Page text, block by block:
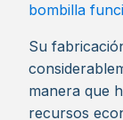
bombilla
Su
manera que
recursos